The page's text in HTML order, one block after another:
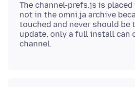
The channel-prefs.js is
not in the omni.ja archive
touched and never should be
update, only a full install can